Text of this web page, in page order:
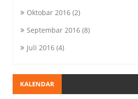
Oktobar 2016(2)
Septembar 2016(8)
Juli 2016(4)
KALENDAR